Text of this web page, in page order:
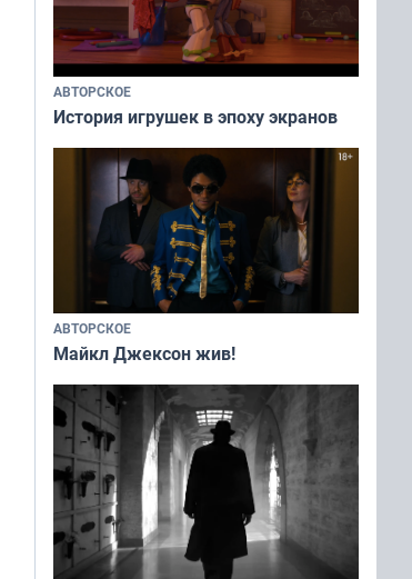
АВТОРСКОЕ
История игрушек в эпоху экранов
АВТОРСКОЕ
Майкл Джексон жив!